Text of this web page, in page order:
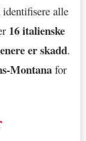
identifisere alle
16 italienske
er skadd.
Montana for